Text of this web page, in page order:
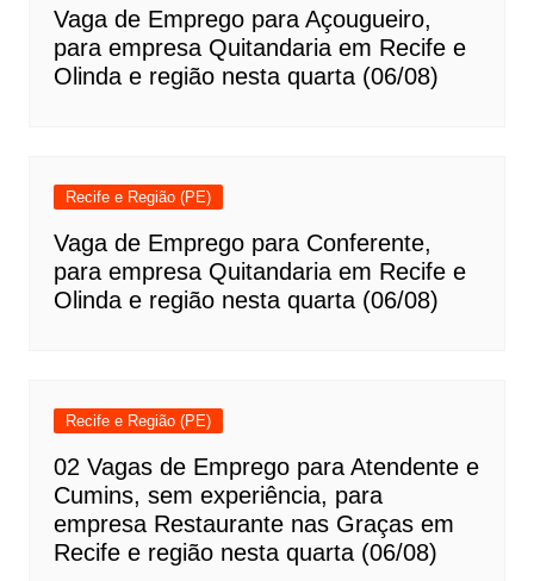
Vaga de Emprego para Açougueiro,
para empresa Quitandaria em Recife e
Olinda e região nesta quarta (06/08)
Recife e Região (PE)
Vaga de Emprego para Conferente,
para empresa Quitandaria em Recife e
Olinda e região nesta quarta (06/08)
Recife e Região (PE)
02 Vagas de Emprego para Atendente e
Cumins, sem experiência, para
empresa Restaurante nas Graças em
Recife e região nesta quarta (06/08)